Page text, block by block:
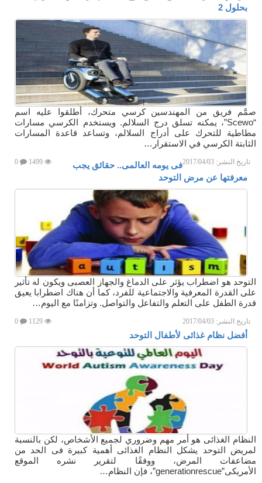
بحلول 2
صمَّم فريق من المهندسين كرسي متحرك، أطلقوا عليه اسم
“Scewo”، يمكنه تسلق درج السلالم. ويستخدم الكرسي مسارات
مطاطية للتحرك على أدراج السلالم، وتساعد قاعدة المسارات
الثابتة الكرسي في الاستقرار…
تاريخ النشر: 2017/04/03فى يومه العالمى.. حقائق يجب
معرفتها عن مرض التوحد
التوحد هو اضطراب يؤثر على الدماغ والجهاز العصبى ويكون له تأثير
على القدرة المعرفية والاجتماعية للفرد، كما أن هناك اضطرابا يعيق
قدرة الطفل على التعلم والتفاعل والتواصل. وتزامنًا مع اليوم…
تاريخ النشر: 2017/04/03
أفضل نظام غذائى لأطفال التوحد
النظام الغذائى هو أمر مهم وضروري لجميع الأشخاص، لكن بالنسبة
لمريض التوحد يشكل النظام الغذائى أهمية كبيرة فى الحد من
مضاعفات المرض، ووفقًا لتقرير نشره الموقع
الأمريكى”generationrescue”، فإن النظام…